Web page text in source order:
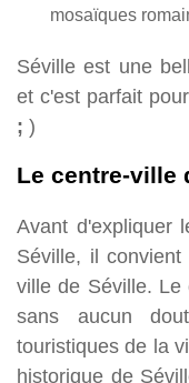
mosaïques
Séville est une
et c'est parfait pour
; )
Le centre-ville
Avant d'expliquer
Séville, il
ville de Séville.
sans aucun
touristiques de la
historique de